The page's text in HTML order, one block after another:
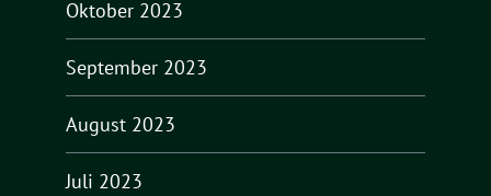
Oktober 2023
September 2023
August 2023
Juli 2023